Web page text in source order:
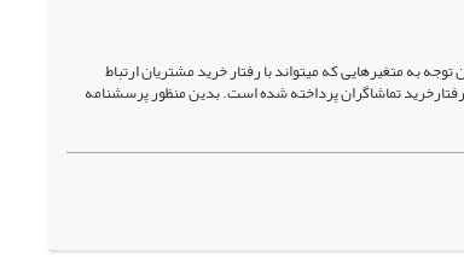
به متغیرهایی که می­تواند با رفتار خرید مشتریان ارتباط
تماشاگران پرداخته شده است. بدین منظور پرسشنامه